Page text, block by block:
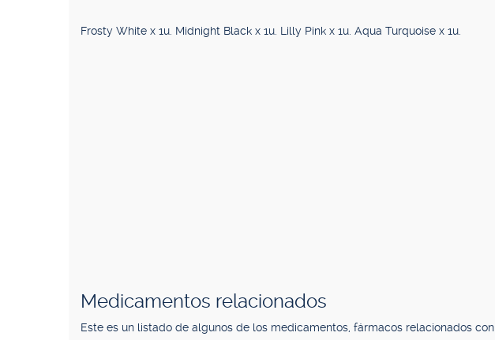
Frosty White x 1u. Midnight Black x 1u. Lilly Pink x 1u. Aqua Turquoise x 1u.
Medicamentos relacionados
Este es un listado de algunos de los medicamentos, fármacos relacionados con